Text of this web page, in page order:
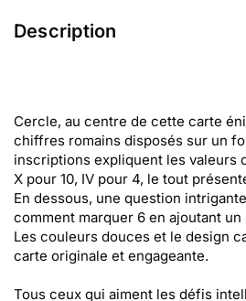
Description
Cercle, au centre de cette carte
chiffres romains disposés sur un
inscriptions expliquent les valeurs
X pour 10, IV pour 4, le tout
En dessous, une question
comment marquer 6 en ajoutant un
Les couleurs douces et le design
carte originale et engageante.
Tous ceux qui aiment les défis